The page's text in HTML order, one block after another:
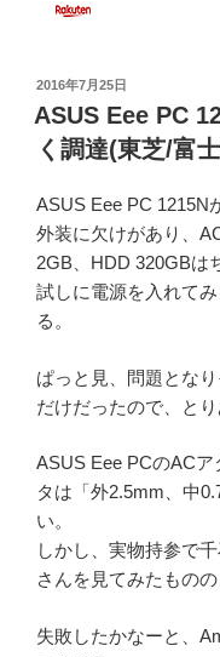
投
稿
日:
2016年7月25日
ASUS Eee PC
く調達(東芝/富
ASUS Eee PC 1215N
外装に欠けがあり、
2GB、HDD 320GBは
試しに電源を入れて
る。
ぱっと見、問題とな
だけだったので、と
ASUS Eee PCのAC
タは「外2.5mm、中
い。
しかし、実物持参で
さんを見てみたもの
失敗したかなーと、